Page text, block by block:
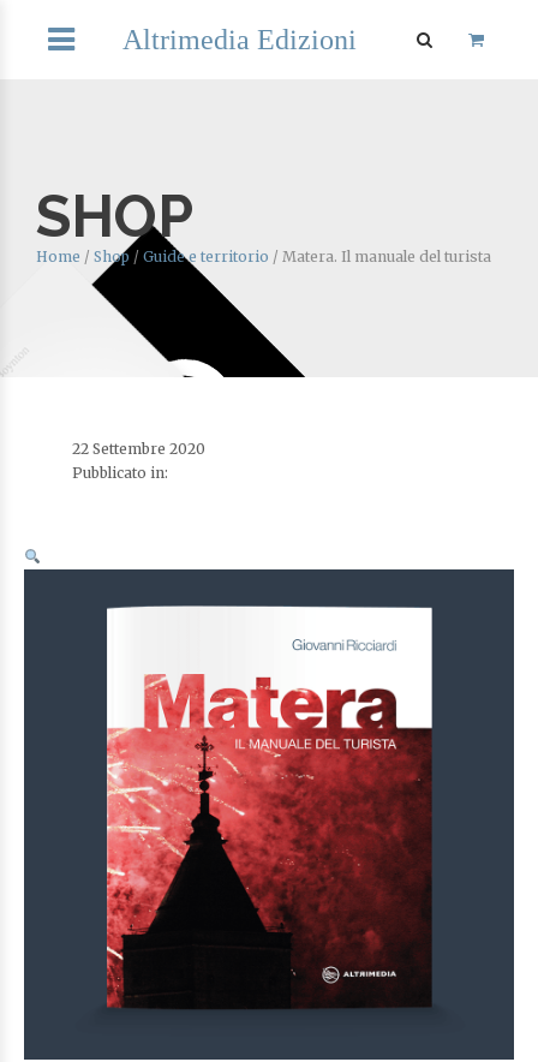
Altrimedia Edizioni
SHOP
Home / Shop / Guide e territorio / Matera. Il manuale del turista
22 Settembre 2020
Pubblicato in: